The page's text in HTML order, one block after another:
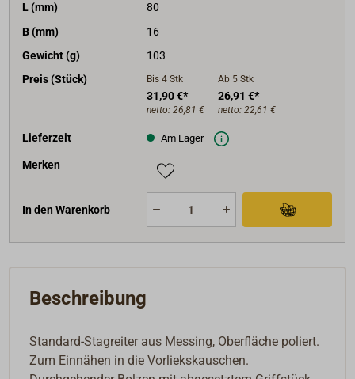
L (mm)
80
B (mm)
16
Gewicht (g)
103
Preis (Stück)
Bis 4 Stk
31,90 €*
netto: 26,81 €
Ab 5 Stk
26,91 €*
netto: 22,61 €
Lieferzeit Am Lager
Merken
In den Warenkorb
Beschreibung
Standard-Stagreiter aus Messing, Oberfläche poliert.
Zum Einnähen in die Vorliekskauschen.